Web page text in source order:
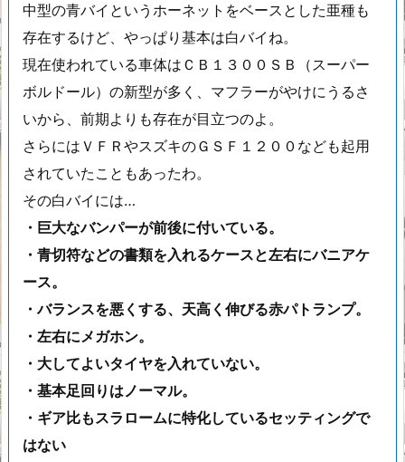
中型の青バイというホーネットをベースとした亜種も
存在するけど、やっぱり基本は白バイね。
現在使われている車体はＣＢ１３００ＳＢ（スーパー
ボルドール）の新型が多く、マフラーがやけにうるさ
いから、前期よりも存在が目立つのよ。
さらにはＶＦＲやスズキのＧＳＦ１２００なども起用
されていたこともあったわ。
その白バイには…
・巨大なバンパーが前後に付いている。
・青切符などの書類を入れるケースと左右にバニアケ
ース。
・バランスを悪くする、天高く伸びる赤パトランプ。
・左右にメガホン。
・大してよいタイヤを入れていない。
・基本足回りはノーマル。
・ギア比もスラロームに特化しているセッティングで
はない